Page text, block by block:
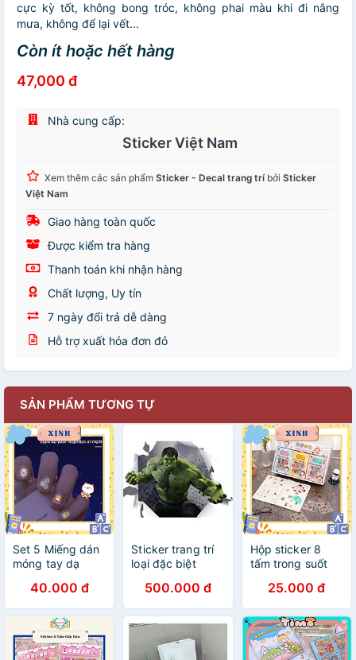
cực kỳ tốt, không bong tróc, không phai màu khi đi nắng
mưa, không để lại vết...
Còn ít hoặc hết hàng
47,000 đ
Nhà cung cấp:
Sticker Việt Nam
Xem thêm các sản phẩm Sticker - Decal trang trí bởi Sticker
Việt Nam
Giao hàng toàn quốc
Được kiểm tra hàng
Thanh toán khi nhận hàng
Chất lượng, Uy tín
7 ngày đổi trả dễ dàng
Hỗ trợ xuất hóa đơn đỏ
SẢN PHẨM TƯƠNG TỰ
Set 5 Miếng dán
móng tay dạ
nhiên cute làm
quà tặng phụ
kiện cho bé
40.000 đ
Sticker trang trí
loại đặc biệt
500.000 đ
Hộp sticker 8
tấm trong suốt
25.000 đ